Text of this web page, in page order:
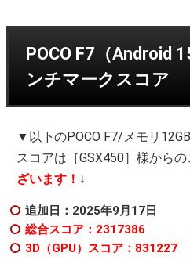
POCO F7（Android
ンチマークスコア
▼以下のPOCO F7/メモリ
スコアは［GSX450］様からの
ざいます！ ↓
追加日：2025年9月17日
総合スコア：2317386
3D（GPU）スコア：831227